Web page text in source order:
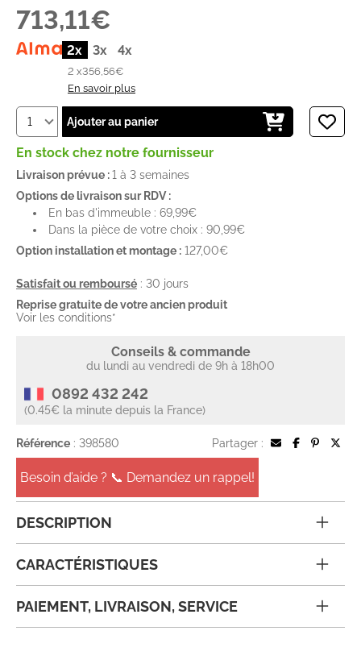
713,11€
2x 3x 4x
2 x356,56€
En savoir plus
Ajouter au panier
En stock chez notre fournisseur
Livraison prévue :1 à 3 semaines
Options de livraison sur RDV :
En bas d'immeuble : 69,99€
Dans la pièce de votre choix : 90,99€
Option installation et montage : 127,00€
Satisfait ou remboursé : 30 jours
Reprise gratuite de votre ancien produit
Voir les conditions*
Conseils & commande
du lundi au vendredi de 9h à 18h00
0892 432 242
(0.45€ la minute depuis la France)
Référence : 398580 Partager :
Besoin d’aide ? 📞 Demandez un rappel!
DESCRIPTION
CARACTÉRISTIQUES
PAIEMENT, LIVRAISON, SERVICE